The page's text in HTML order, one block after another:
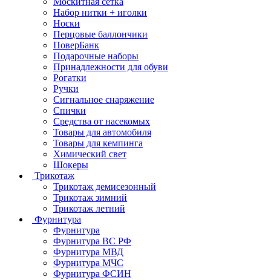
Набор нитки + иголки
Носки
Перцовые баллончики
ПоверБанк
Подарочные наборы
Принадлежности для обуви
Рогатки
Ручки
Сигнальное снаряжение
Спички
Средства от насекомых
Товары для автомобиля
Товары для кемпинга
Химический свет
Шокеры
Трикотаж
Трикотаж демисезонный
Трикотаж зимний
Трикотаж летний
Фурнитура
Фурнитура
Фурнитура ВС РФ
Фурнитура МВД
Фурнитура МЧС
Фурнитура ФСИН